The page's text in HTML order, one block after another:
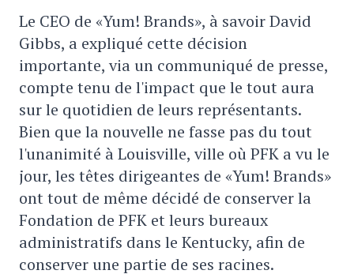
Le CEO de «Yum! Brands», à savoir David
Gibbs, a expliqué cette décision
importante, via un communiqué de presse,
compte tenu de l'impact que le tout aura
sur le quotidien de leurs représentants.
Bien que la nouvelle ne fasse pas du tout
l'unanimité à Louisville, ville où PFK a vu le
jour, les têtes dirigeantes de «Yum! Brands»
ont tout de même décidé de conserver la
Fondation de PFK et leurs bureaux
administratifs dans le Kentucky, afin de
conserver une partie de ses racines.